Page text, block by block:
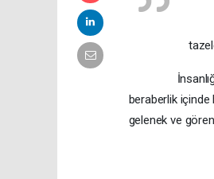
İnsanlığın
beraberlik içinde
gelenek ve